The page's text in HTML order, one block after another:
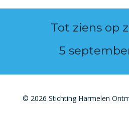
Tot ziens op
5
© 2026 Stichting Harmelen